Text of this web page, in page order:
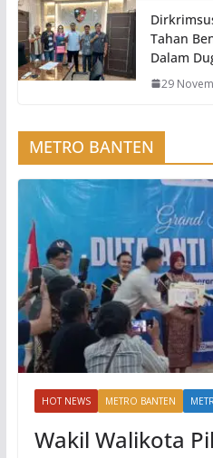
Tahan
Dalam
29
METRO BANTEN
HOT NEWS METRO BANTEN
Wakil Walikota